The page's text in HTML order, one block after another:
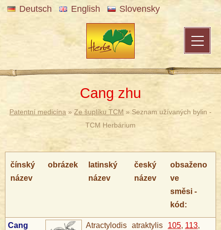
Deutsch English Slovensky
Cang zhu
Patentní medicína » Ze šuplíku TCM » Seznam užívaných bylin -
TCM Herbárium
čínský
název
obrázek
latinský
název
český
název
obsaženo
ve
směsi -
kód:
Cang
Atractylodis atraktylis
105, 113,